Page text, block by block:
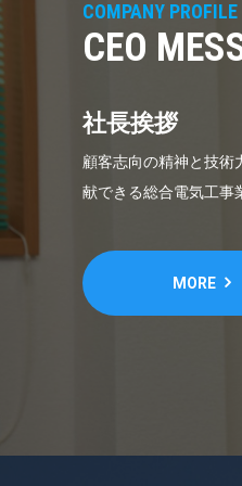
COMPANY
CEO
社長挨拶
顧客志向の精神と技術
献できる総合電気工事
MORE